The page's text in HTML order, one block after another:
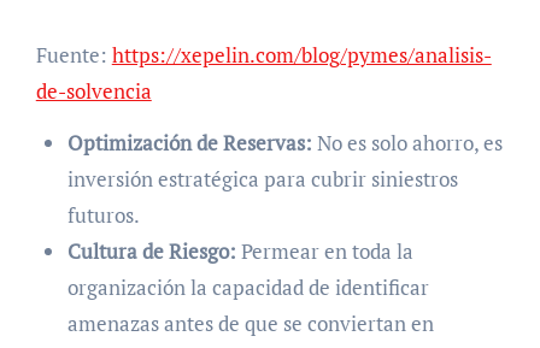
Fuente: https://xepelin.com/blog/pymes/analisis-
de-solvencia
Optimización de Reservas: No es solo ahorro, es
inversión estratégica para cubrir siniestros
futuros.
Cultura de Riesgo: Permear en toda la
organización la capacidad de identificar
amenazas antes de que se conviertan en